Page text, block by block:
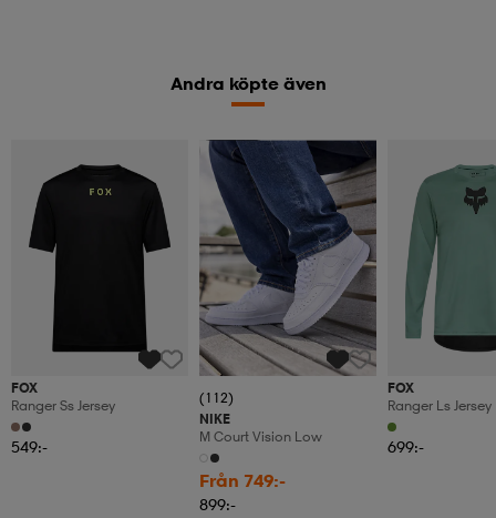
Andra köpte även
FOX
Ranger Ss Jersey
549:-
Member
(112)
NIKE
M Court Vision Low
Från 749:-
899:-
FOX
Ranger Ls Jersey
699:-